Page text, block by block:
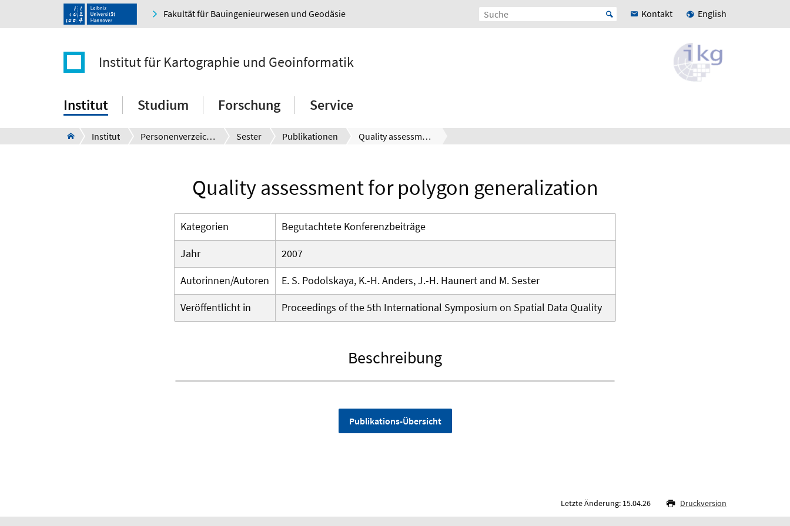
Fakultät für Bauingenieurwesen und Geodäsie Kontakt English
Institut für Kartographie und Geoinformatik
Institut Studium Forschung Service
Institut Personenverzeichnis Sester Publikationen Quality assessment for polygon generalization
Quality assessment for polygon generalization
Kategorien
Begutachtete Konferenzbeiträge
Jahr
2007
Autorinnen/Autoren
E. S. Podolskaya, K.-H. Anders, J.-H. Haunert and M. Sester
Veröffentlicht in
Proceedings of the 5th International Symposium on Spatial Data Quality
Beschreibung
Publikations-Übersicht
Letzte Änderung: 15.04.26 Druckversion